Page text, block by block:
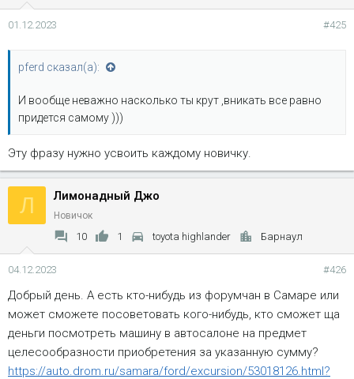
01.12.2023 #425
pferd сказал(а):
И вообще неважно насколько ты крут ,вникать все равно
придется самому )))
Эту фразу нужно усвоить каждому новичку.
Л Лимонадный Джо
Новичок
10 1 toyota highlander Барнаул
04.12.2023 #426
Добрый день. А есть кто-нибудь из форумчан в Самаре или
может сможете посоветовать кого-нибудь, кто сможет ща
деньги посмотреть машину в автосалоне на предмет
целесообразности приобретения за указанную сумму?
https://auto.drom.ru/samara/ford/excursion/53018126.html?